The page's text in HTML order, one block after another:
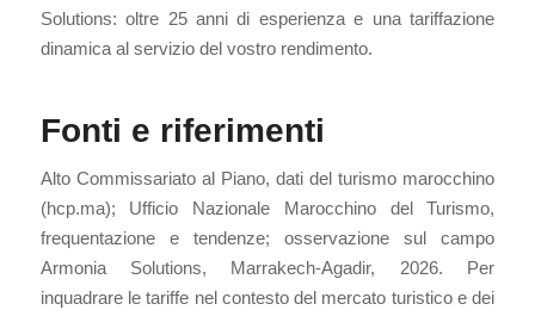
Solutions: oltre 25 anni di esperienza e una tariffazione
dinamica al servizio del vostro rendimento.
Fonti e riferimenti
Alto Commissariato al Piano, dati del turismo marocchino
(hcp.ma); Ufficio Nazionale Marocchino del Turismo,
frequentazione e tendenze; osservazione sul campo
Armonia Solutions, Marrakech-Agadir, 2026. Per
inquadrare le tariffe nel contesto del mercato turistico e dei